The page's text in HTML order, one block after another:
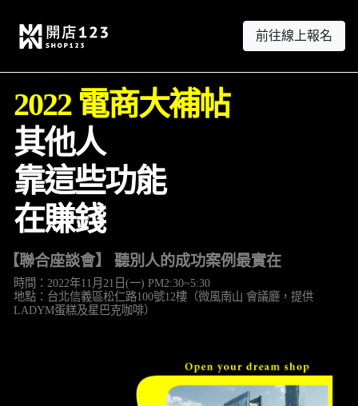
前往線上報名
2022 電商大補帖
其他人
靠這些功能
在賺錢
【聯合座談會】 聽別人的成功案例最實在
時間：2022年11月21日(一) PM2:30~5:30
地點：台北信義區松仁路100號12樓（微風南山 會議廳，提供
LADYM蛋糕及星巴克咖啡）